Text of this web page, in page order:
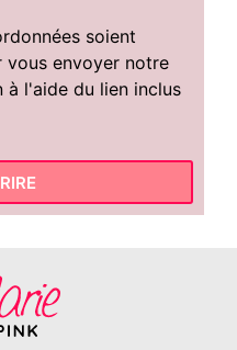
soient
vous envoyer notre
à l'aide du lien inclus